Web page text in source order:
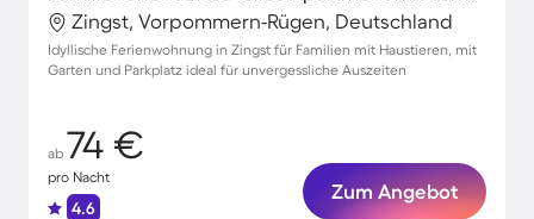
Zingst, Vorpommern-Rügen, Deutschland
Idyllische Ferienwohnung in Zingst für Familien mit Haustieren, mit
Garten und Parkplatz ideal für unvergessliche Auszeiten
ab 74 €
pro Nacht
4.6
Zum Angebot